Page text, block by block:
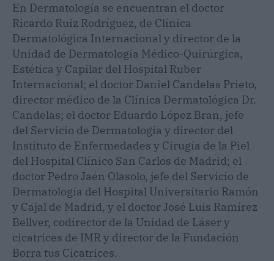
En Dermatología se encuentran el doctor
Ricardo Ruiz Rodríguez, de Clínica
Dermatológica Internacional y director de la
Unidad de Dermatología Médico-Quirúrgica,
Estética y Capilar del Hospital Ruber
Internacional; el doctor Daniel Candelas Prieto,
director médico de la Clínica Dermatológica Dr.
Candelas; el doctor Eduardo López Bran, jefe
del Servicio de Dermatología y director del
Instituto de Enfermedades y Cirugía de la Piel
del Hospital Clínico San Carlos de Madrid; el
doctor Pedro Jaén Olasolo, jefe del Servicio de
Dermatología del Hospital Universitario Ramón
y Cajal de Madrid, y el doctor José Luis Ramírez
Bellver, codirector de la Unidad de Láser y
cicatrices de IMR y director de la Fundación
Borra tus Cicatrices.